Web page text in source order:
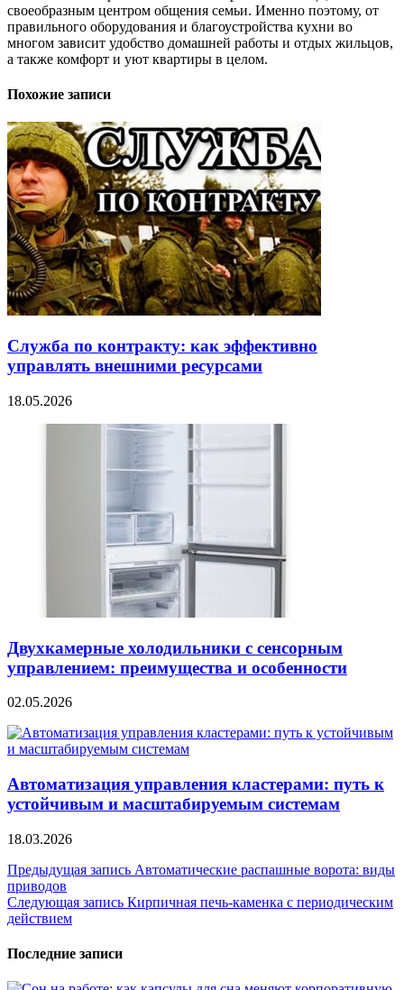
своеобразным центром общения семьи. Именно поэтому, от
правильного оборудования и благоустройства кухни во
многом зависит удобство домашней работы и отдых жильцов,
а также комфорт и уют квартиры в целом.
Похожие записи
Служба по контракту: как эффективно
управлять внешними ресурсами
18.05.2026
Двухкамерные холодильники с сенсорным
управлением: преимущества и особенности
02.05.2026
Автоматизация управления кластерами: путь к
устойчивым и масштабируемым системам
18.03.2026
Навигация
по
записям
Предыдущая запись Автоматические распашные ворота: виды
приводов
Следующая запись Кирпичная печь-каменка с периодическим
действием
Последние записи